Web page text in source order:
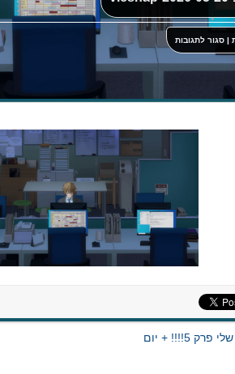
|סגור לתגובותעל
vlcsnap-
2026-
05-
הסנפאי המוזרה שלי פרק 5!!!! + יום